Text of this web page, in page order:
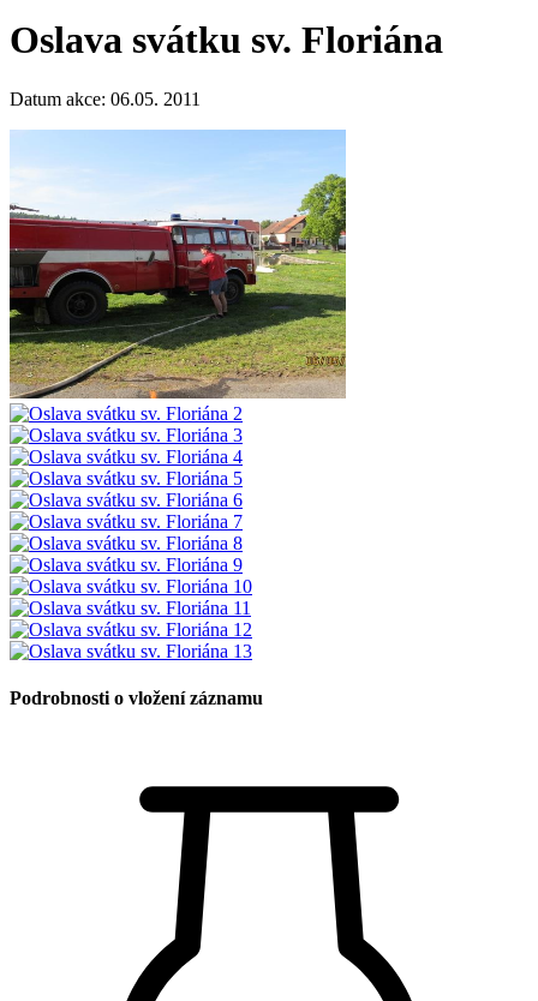
Oslava svátku sv. Floriána
Datum akce: 06.05. 2011
Podrobnosti o vložení záznamu